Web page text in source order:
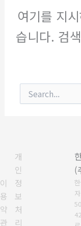
여기를 지
습니다. 검
이
용
약
관
개
인
정
보
처
리
(